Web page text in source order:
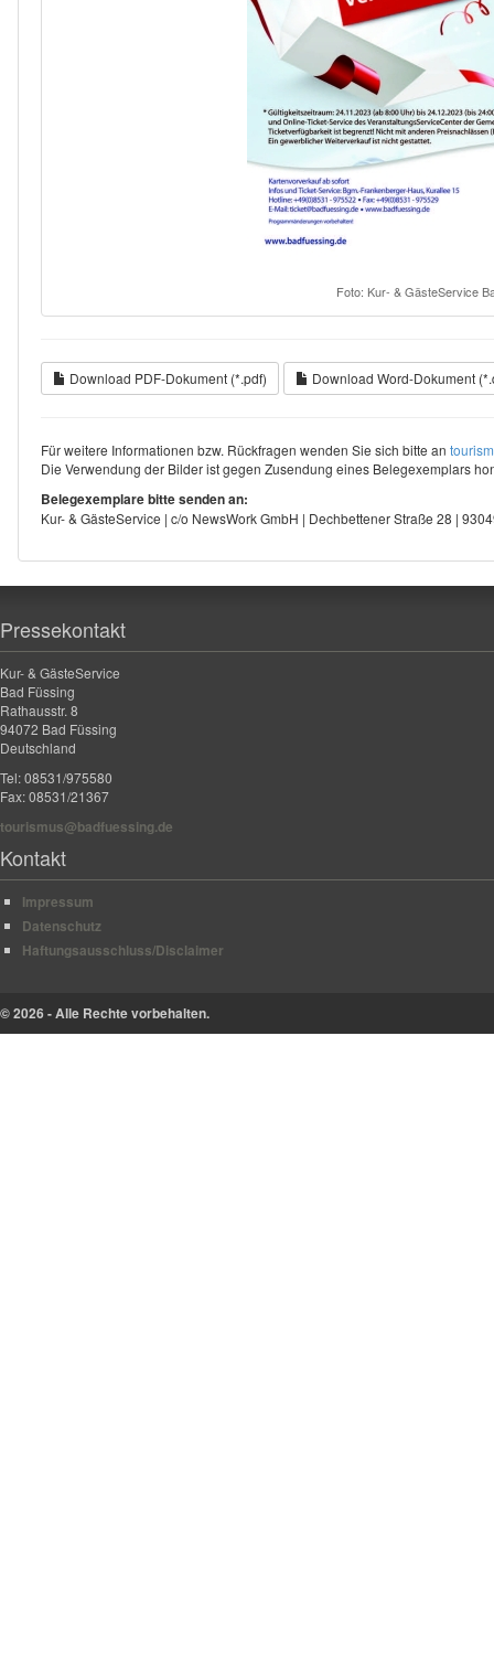
Foto: Kur- & GästeService
Download PDF-Dokument (*.pdf) Download Word-Dokument
Für weitere Informationen bzw. Rückfragen wenden Sie sich bitte an
Die Verwendung der Bilder ist gegen Zusendung eines Belegexemplars
Belegexemplare bitte senden an:
Kur- & GästeService | c/o NewsWork GmbH | Dechbettener Straße 28 |
Pressekontakt
Kur- & GästeService
Bad Füssing
Rathausstr. 8
94072 Bad Füssing
Deutschland
Tel: 08531/975580
Fax: 08531/21367
tourismus@badfuessing.de
Kontakt
Impressum
Datenschutz
Haftungsausschluss/Disclaimer
© 2026 - Alle Rechte vorbehalten.